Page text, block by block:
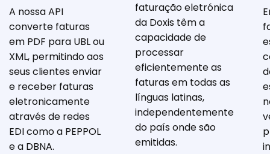
A nossa API
converte faturas
em PDF para UBL ou
XML, permitindo aos
seus clientes enviar
e receber faturas
eletronicamente
através de redes
EDI como a PEPPOL
e a DBNA.
faturação eletrónica
da Doxis têm a
capacidade de
processar
eficientemente as
faturas em todas as
línguas latinas,
independentemente
do país onde são
emitidas.